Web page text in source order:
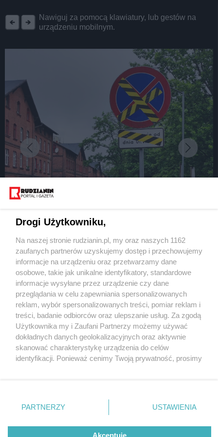
Nawiguj za pomocą klawiatury, lub gestów na
urządzeniu mobilnym.
Zakaz zatrzymywania się i postoju na Parkowej.
Co się będzie działo?
2 / 2
Zakaz zatrzymywania się i postoju na Parkowej.
Wydawca mediów
Nie zapomnij
zapoznać się z:
polityką prywatności regulamin korzystania z portali
Twojemiasto
Piekary Śląskie
Chorzów
Tarnowskie Góry
Gliwice
Skontakuj sięz nami
Kontakt
Wydawca
Redakcja
Drogi Użytkowniku,
Na naszej stronie rudzianin.pl, my oraz naszych 1162
zaufanych partnerów uzyskujemy dostęp i przechowujemy
informacje na urządzeniu oraz przetwarzamy dane
osobowe, takie jak unikalne identyfikatory, standardowe
informacje wysyłane przez urządzenie czy dane
przeglądania w celu zapewniania spersonalizowanych
reklam, wybór spersonalizowanych treści, pomiar reklam i
treści, badanie odbiorców oraz ulepszanie usług. Za zgodą
Użytkownika my i Zaufani Partnerzy możemy używać
dokładnych danych geolokalizacyjnych oraz aktywnie
skanować charakterystykę urządzenia do celów
identyfikacji. Ponieważ cenimy Twoją prywatność, prosimy
prywatności znajdujący się w lewym dolnym rogu strony
. Niektóre rodzaje przetwarzania danych nie wymagają
zgody użytkownika, ale masz prawo sprzeciwić się
takiemu przetwarzaniu. Preferencje będą miały
PARTNERZY USTAWIENIA
Akceptuję